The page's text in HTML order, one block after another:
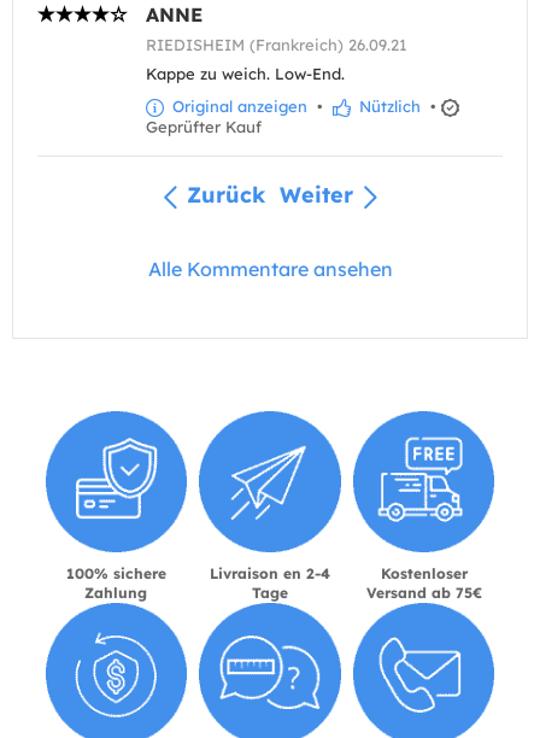
ANNE
RIEDISHEIM (Frankreich) 26.09.21
Kappe zu weich. Low-End.
Original anzeigen • Nützlich •
Geprüfter Kauf
Zurück Weiter
Alle Kommentare ansehen
100% sichere
Zahlung
Livraison en 2-4
Tage
Kostenloser
Versand ab 75€